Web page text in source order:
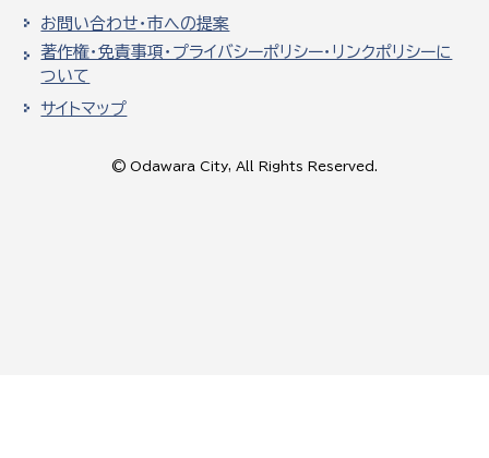
お問い合わせ・市への提案
著作権・免責事項・プライバシーポリシー・リンクポリシーに
ついて
サイトマップ
© Odawara City, All Rights Reserved.